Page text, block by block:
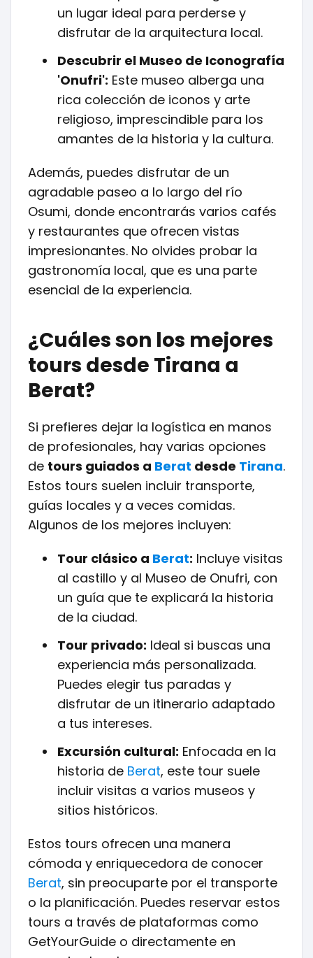
un lugar ideal para perderse y
disfrutar de la arquitectura local.
Descubrir el Museo de Iconografía
'Onufri': Este museo alberga una
rica colección de iconos y arte
religioso, imprescindible para los
amantes de la historia y la cultura.
Además, puedes disfrutar de un
agradable paseo a lo largo del río
Osumi, donde encontrarás varios cafés
y restaurantes que ofrecen vistas
impresionantes. No olvides probar la
gastronomía local, que es una parte
esencial de la experiencia.
¿Cuáles son los mejores
tours desde Tirana a
Berat?
Si prefieres dejar la logística en manos
de profesionales, hay varias opciones
de tours guiados a Berat desde Tirana.
Estos tours suelen incluir transporte,
guías locales y a veces comidas.
Algunos de los mejores incluyen:
Tour clásico a Berat: Incluye visitas
al castillo y al Museo de Onufri, con
un guía que te explicará la historia
de la ciudad.
Tour privado: Ideal si buscas una
experiencia más personalizada.
Puedes elegir tus paradas y
disfrutar de un itinerario adaptado
a tus intereses.
Excursión cultural: Enfocada en la
historia de Berat, este tour suele
incluir visitas a varios museos y
sitios históricos.
Estos tours ofrecen una manera
cómoda y enriquecedora de conocer
Berat, sin preocuparte por el transporte
o la planificación. Puedes reservar estos
tours a través de plataformas como
GetYourGuide o directamente en